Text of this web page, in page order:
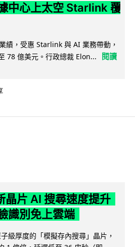
中心上太空 Starlink 覆
績，受惠 Starlink 與 AI 業務帶動，
78 億美元。行政總裁 Elon...
閱讀
晶片 AI 搜尋速度提升
識別免上雲端
級厚度的「模擬存內搜尋」晶片，